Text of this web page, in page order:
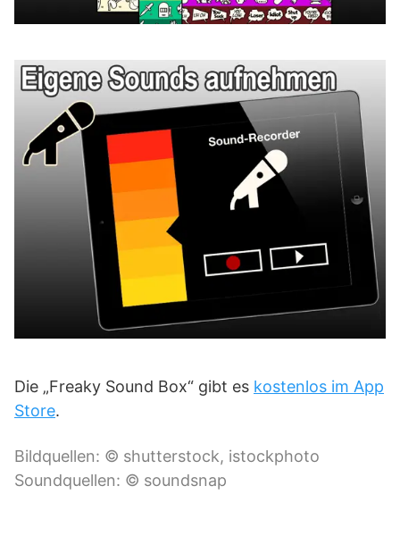
Die „Freaky Sound Box“ gibt es kostenlos im App
Store.
Bildquellen: © shutterstock, istockphoto
Soundquellen: © soundsnap